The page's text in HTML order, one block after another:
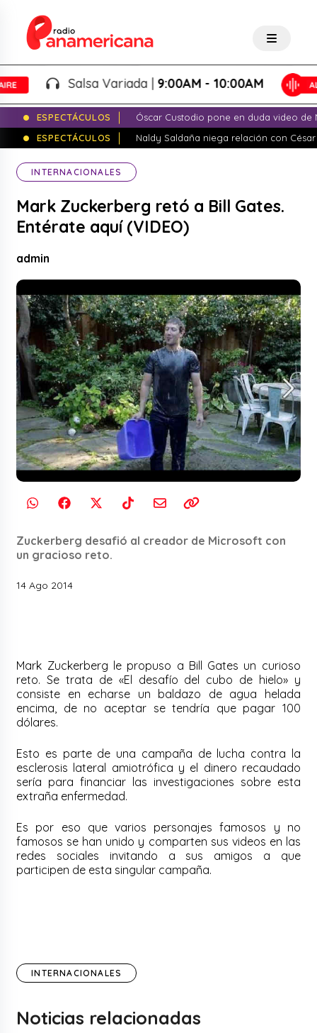
Salsa Variada |9:00AM - 10:00AM
ESPECTÁCULOS
Óscar Custodio pone en duda video de
ESPECTÁCULOS
Naldy Saldaña niega relación con
INTERNACIONALES
Mark Zuckerberg retó a Bill Gates.
Entérate aquí (VIDEO)
admin
Zuckerberg desafió al creador de Microsoft con
un gracioso reto.
14 Ago 2014
Mark Zuckerberg le propuso a Bill Gates un curioso
reto. Se trata de «El desafío del cubo de hielo» y
consiste en echarse un baldazo de agua helada
encima, de no aceptar se tendría que pagar 100
dólares.
Esto es parte de una campaña de lucha contra la
esclerosis lateral amiotrófica y el dinero recaudado
sería para financiar las investigaciones sobre esta
extraña enfermedad.
Es por eso que varios personajes famosos y no
famosos se han unido y comparten sus videos en las
redes sociales invitando a sus amigos a que
participen de esta singular campaña.
INTERNACIONALES
Noticias relacionadas